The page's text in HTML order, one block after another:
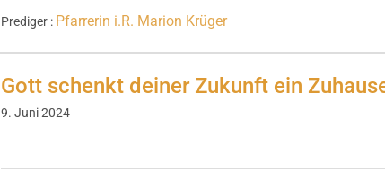
Prediger : Pfarrerin i.R. Marion Krüger
Gott schenkt deiner Zukunft ein
9. Juni 2024